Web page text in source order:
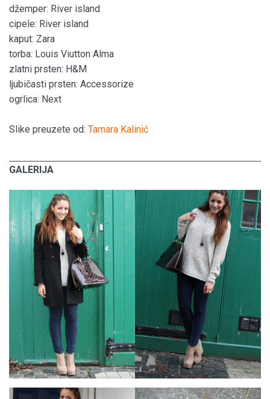
džemper: River island
cipele: River island
kaput: Zara
torba: Louis Viutton Alma
zlatni prsten: H&M
ljubičasti prsten: Accessorize
ogrlica: Next
Slike preuzete od: Tamara Kalinić
GALERIJA